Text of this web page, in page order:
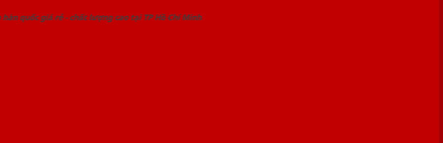
quốc giá rẻ - chất lượng cao tại TP Hồ Chí Minh